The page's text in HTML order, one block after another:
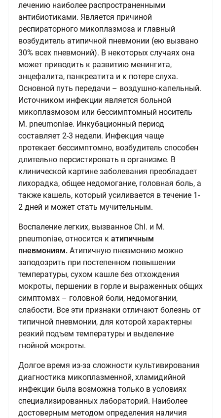
лечению наиболее распространенными
антибиотиками. Является причиной
респираторного микоплазмоза и главный
возбудитель атипичной пневмонии (ею вызвано
30% всех пневмоний). В некоторых случаях она
может приводить к развитию менингита,
энцефалита, панкреатита и к потере слуха.
Основной путь передачи – воздушно-капельный.
Источником инфекции является больной
микоплазмозом или бессимптомный носитель
M. pneumoniae. Инкубационный период
составляет 2-3 недели. Инфекция чаще
протекает бессимптомно, возбудитель способен
длительно персистировать в организме. В
клинической картине заболевания преобладает
лихорадка, общее недомогание, головная боль, а
также кашель, который усиливается в течение 1-
2 дней и может стать мучительным.
Воспаление легких, вызванное Chl. и М.
pneumoniaе, относится к атипичным
пневмониям. Атипичную пневмонию можно
заподозрить при постепенном повышении
температуры, сухом кашле без отхождения
мокроты, першении в горле и выраженных общих
симптомах – головной боли, недомогании,
слабости. Все эти признаки отличают болезнь от
типичной пневмонии, для которой характерны
резкий подъем температуры и выделение
гнойной мокроты.
Долгое время из-за сложности культивирования
диагностика микоплазменной, хламидийной
инфекции была возможна только в условиях
специализированных лабораторий. Наиболее
достоверным методом определения наличия